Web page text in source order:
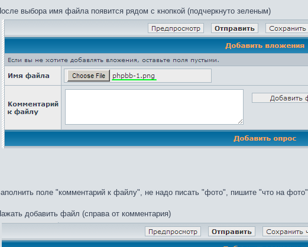
выбора имя файла появится рядом с кнопкой (подчеркнуто зеленым)
поле "комментарий к файлу", не надо писать "фото", пишите "что на фото"
добавить файл (справа от комментария)